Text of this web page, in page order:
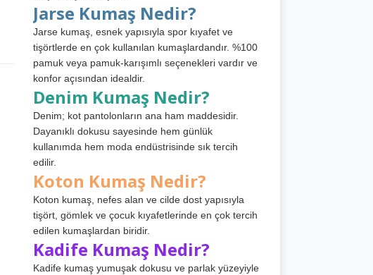
Jarse Kumaş Nedir?
Jarse kumaş, esnek yapısıyla spor kıyafet ve
tişörtlerde en çok kullanılan kumaşlardandır. %100
pamuk veya pamuk-karışımlı seçenekleri vardır ve
konfor açısından idealdir.
Denim Kumaş Nedir?
Denim; kot pantolonların ana ham maddesidir.
Dayanıklı dokusu sayesinde hem günlük
kullanımda hem moda endüstrisinde sık tercih
edilir.
Koton Kumaş Nedir?
Koton kumaş, nefes alan ve cilde dost yapısıyla
tişört, gömlek ve çocuk kıyafetlerinde en çok tercih
edilen kumaşlardan biridir.
Kadife Kumaş Nedir?
Kadife kumaş yumuşak dokusu ve parlak yüzeyiyle